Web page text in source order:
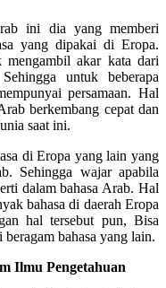
ini dia yang memberi
yang dipakai di Eropa.
mengambil akar kata dari
untuk beberapa
persamaan. Hal
berkembang cepat dan
saat ini.
di Eropa yang lain yang
Sehingga wajar apabila
dalam bahasa Arab. Hal
bahasa di daerah Eropa
hal tersebut pun, Bisa
bahasa yang lain.
Ilmu Pengetahuan